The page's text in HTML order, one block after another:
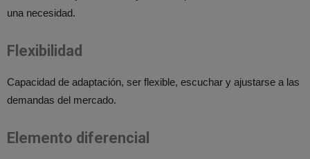
una necesidad.
Flexibilidad
Capacidad de adaptación, ser flexible, escuchar y ajustarse a las
demandas del mercado.
Elemento diferencial